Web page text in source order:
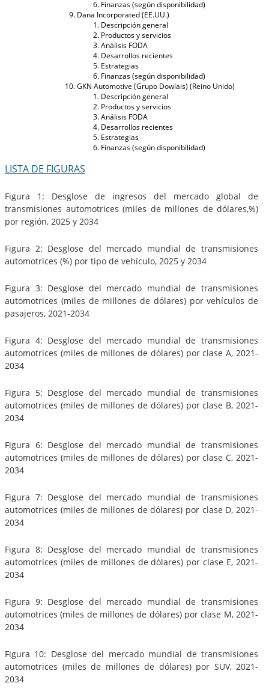
Finanzas (según disponibilidad)
Dana Incorporated (EE.UU.)
Descripción general
Productos y servicios
Análisis FODA
Desarrollos recientes
Estrategias
Finanzas (según disponibilidad)
GKN Automotive (Grupo Dowlais) (Reino Unido)
Descripción general
Productos y servicios
Análisis FODA
Desarrollos recientes
Estrategias
Finanzas (según disponibilidad)
LISTA DE FIGURAS
Figura 1: Desglose de ingresos del mercado global de
transmisiones automotrices (miles de millones de dólares,%)
por región, 2025 y 2034
Figura 2: Desglose del mercado mundial de transmisiones
automotrices (%) por tipo de vehículo, 2025 y 2034
Figura 3: Desglose del mercado mundial de transmisiones
automotrices (miles de millones de dólares) por vehículos de
pasajeros, 2021-2034
Figura 4: Desglose del mercado mundial de transmisiones
automotrices (miles de millones de dólares) por clase A, 2021-
2034
Figura 5: Desglose del mercado mundial de transmisiones
automotrices (miles de millones de dólares) por clase B, 2021-
2034
Figura 6: Desglose del mercado mundial de transmisiones
automotrices (miles de millones de dólares) por clase C, 2021-
2034
Figura 7: Desglose del mercado mundial de transmisiones
automotrices (miles de millones de dólares) por clase D, 2021-
2034
Figura 8: Desglose del mercado mundial de transmisiones
automotrices (miles de millones de dólares) por clase E, 2021-
2034
Figura 9: Desglose del mercado mundial de transmisiones
automotrices (miles de millones de dólares) por clase M, 2021-
2034
Figura 10: Desglose del mercado mundial de transmisiones
automotrices (miles de millones de dólares) por SUV, 2021-
2034